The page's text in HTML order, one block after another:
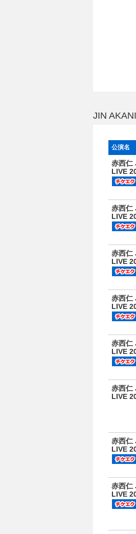
JIN
公演名
赤西仁
LIVE
赤西仁
LIVE
赤西仁
LIVE
赤西仁
LIVE
赤西仁
LIVE
赤西仁
LIVE
赤西仁
LIVE
赤西仁
LIVE